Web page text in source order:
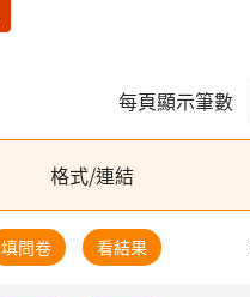
每頁顯示筆數
格式/連結
填問卷 看結果